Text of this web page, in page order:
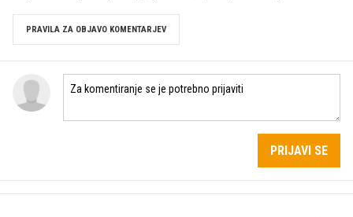
PRAVILA ZA OBJAVO KOMENTARJEV
PRIJAVI SE